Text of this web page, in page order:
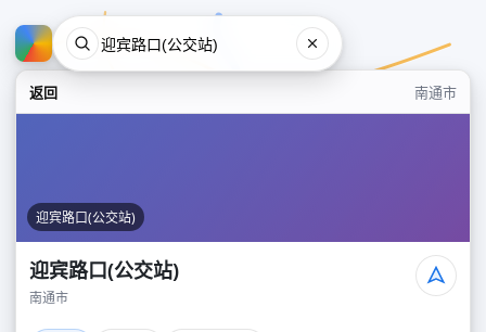
返回 南通市
迎宾路口(公交站)
迎宾路口(公交站)
南通市